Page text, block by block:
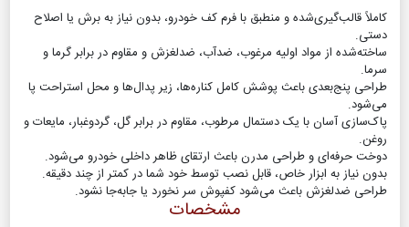
کاملاً قالب‌گیری‌شده و منطبق با فرم کف خودرو، بدون نیاز به برش یا اصلاح
دستی.
ساخته‌شده از مواد اولیه مرغوب، ضدآب، ضدلغزش و مقاوم در برابر گرما و
سرما.
طراحی پنج‌بعدی باعث پوشش کامل کناره‌ها، زیر پدال‌ها و محل استراحت پا
می‌شود.
پاک‌سازی آسان با یک دستمال مرطوب، مقاوم در برابر گل، گردوغبار، مایعات و
روغن.
دوخت حرفه‌ای و طراحی مدرن باعث ارتقای ظاهر داخلی خودرو می‌شود.
بدون نیاز به ابزار خاص، قابل نصب توسط خود شما در کمتر از چند دقیقه.
طراحی ضدلغزش باعث می‌شود کفپوش سر نخورد یا جابه‌جا نشود.
مشخصات